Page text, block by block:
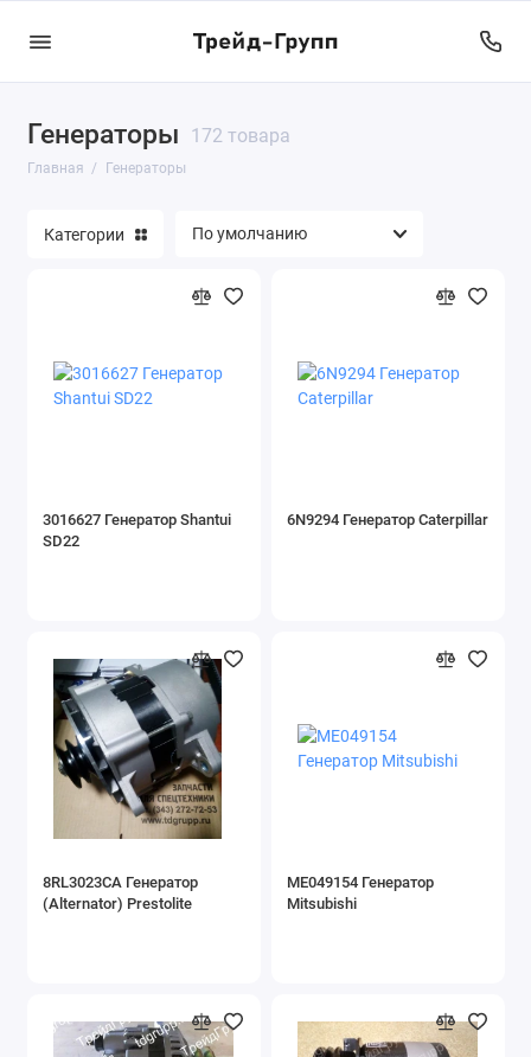
Генераторы 172 товара
Главная Генераторы
Категории
3016627 Генератор Shantui
SD22
6N9294 Генератор Caterpillar
8RL3023CA Генератор
(Alternator) Prestolite
ME049154 Генератор
Mitsubishi